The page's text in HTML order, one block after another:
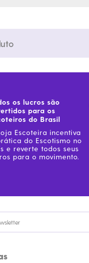
os lucros são
para os
do Brasil
Escoteira incentiva
do Escotismo no
e reverte todos seus
para o movimento.